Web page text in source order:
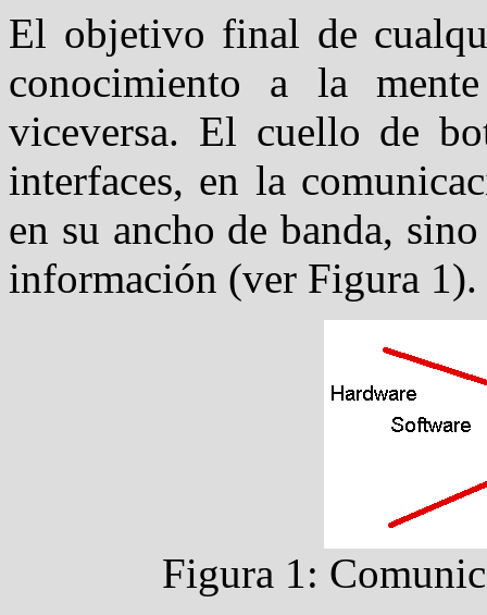
El objetivo final de
conocimiento a la
viceversa. El cuello de
interfaces, en la
en su ancho de banda,
información (ver Figura 1).
Figura 1: